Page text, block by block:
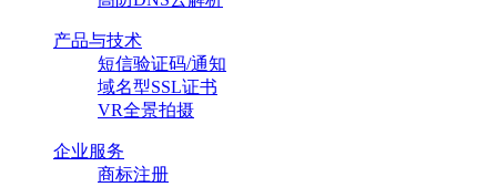
产品与技术
短信验证码/通知
域名型SSL证书
VR全景拍摄
企业服务
商标注册